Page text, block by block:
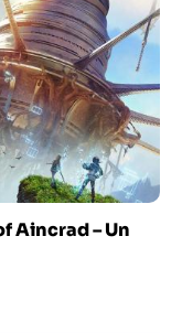
Aincrad – Un